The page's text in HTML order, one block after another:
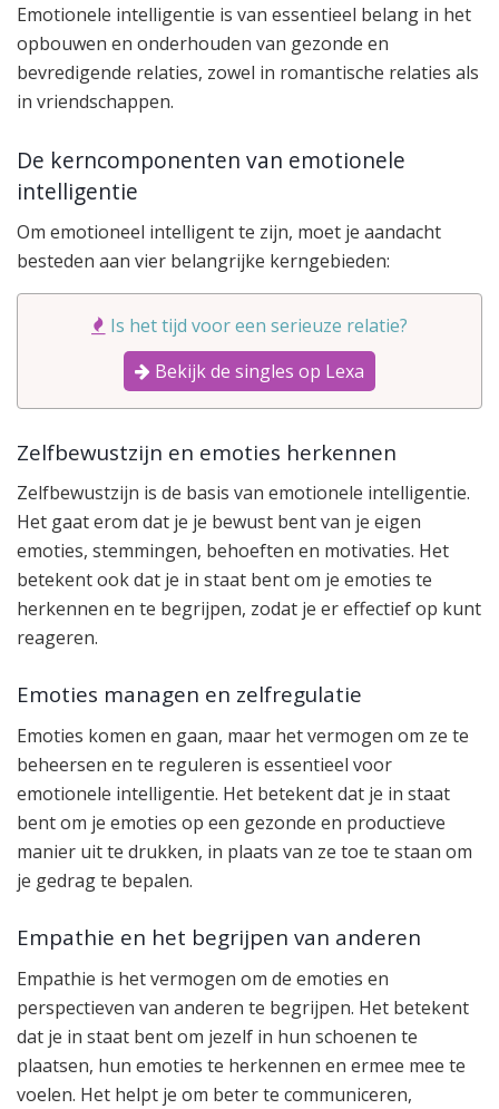
Emotionele intelligentie is van essentieel belang in het
opbouwen en onderhouden van gezonde en
bevredigende relaties, zowel in romantische relaties als
in vriendschappen.
De kerncomponenten van emotionele
intelligentie
Om emotioneel intelligent te zijn, moet je aandacht
besteden aan vier belangrijke kerngebieden:
Is het tijd voor een serieuze relatie?
Bekijk de singles op Lexa
Zelfbewustzijn en emoties herkennen
Zelfbewustzijn is de basis van emotionele intelligentie.
Het gaat erom dat je je bewust bent van je eigen
emoties, stemmingen, behoeften en motivaties. Het
betekent ook dat je in staat bent om je emoties te
herkennen en te begrijpen, zodat je er effectief op kunt
reageren.
Emoties managen en zelfregulatie
Emoties komen en gaan, maar het vermogen om ze te
beheersen en te reguleren is essentieel voor
emotionele intelligentie. Het betekent dat je in staat
bent om je emoties op een gezonde en productieve
manier uit te drukken, in plaats van ze toe te staan om
je gedrag te bepalen.
Empathie en het begrijpen van anderen
Empathie is het vermogen om de emoties en
perspectieven van anderen te begrijpen. Het betekent
dat je in staat bent om jezelf in hun schoenen te
plaatsen, hun emoties te herkennen en ermee mee te
voelen. Het helpt je om beter te communiceren,